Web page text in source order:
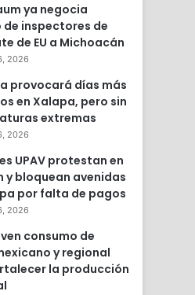
ya negocia
de inspectores de
de EU a Michoacán
2026
provocará días más
en Xalapa, pero sin
extremas
2026
UPAV protestan en
y bloquean avenidas
por falta de pagos
2026
consumo de
y regional
la producción